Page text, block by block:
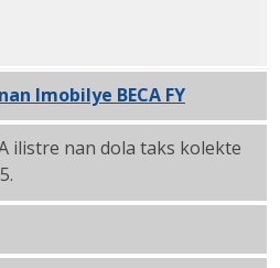
Imobilye BECA FY2025 PDF
ilistre nan dola taks kolekte